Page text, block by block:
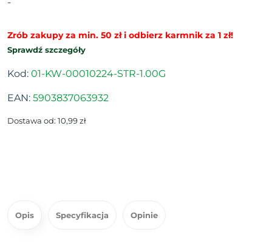
Zrób zakupy za min. 50 zł i odbierz karmnik za 1 zł!
Sprawdź szczegóły
Kod: 01-KW-00010224-STR-1.00G
EAN: 5903837063932
Dostawa od: 10,99 zł
Opis Specyfikacja Opinie